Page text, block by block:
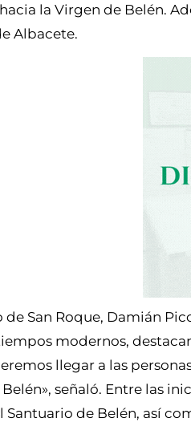
la Virgen de Belén.
Albacete.
de San Roque, Damián
modernos,
llegar a las
señaló. Entre las
Santuario de Belén, así